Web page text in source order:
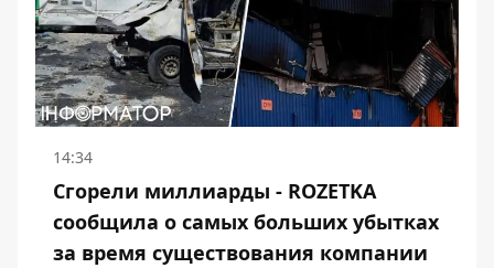
14:34
Сгорели миллиарды - ROZETKA
сообщила о самых больших убытках
за время существования компании